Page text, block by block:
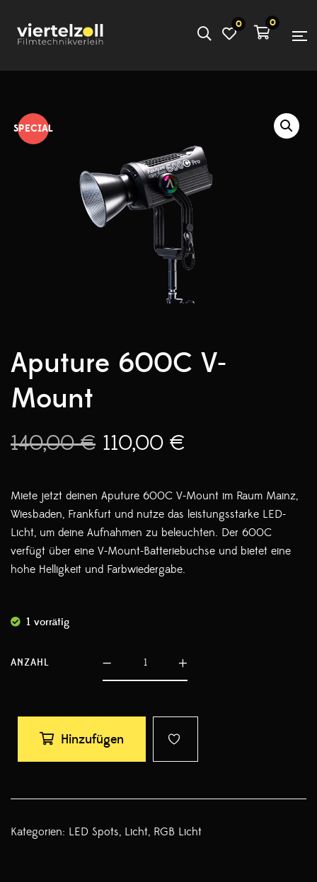
0 0
SPECIAL
Aputure 600C V-
Mount
140,00€ 110,00 €
Miete jetzt deinen Aputure 600C V-Mount im Raum Mainz,
Wiesbaden, Frankfurt und nutze das leistungsstarke LED-
Licht, um deine Aufnahmen zu beleuchten. Der 600C
verfügt über eine V-Mount-Batteriebuchse und bietet eine
hohe Helligkeit und Farbwiedergabe.
1 vorrätig
ANZAHL
Hinzufügen
Kategorien: LED Spots, Licht, RGB Licht